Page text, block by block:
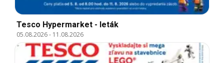
Tesco Hypermarket - leták
05.08.2026- 11.08.2026